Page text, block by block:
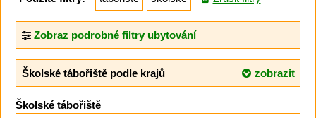
Zobraz podrobné filtry ubytování
Školské tábořiště podle krajů zobrazit
Školské tábořiště